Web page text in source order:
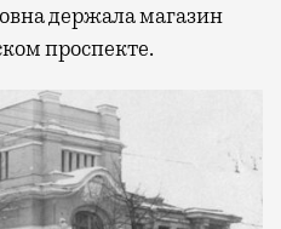
держала магазин
проспекте.